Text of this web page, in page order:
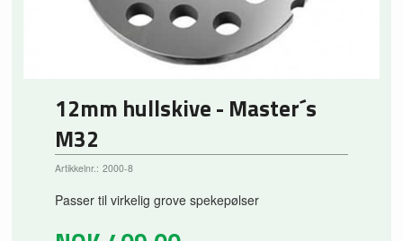
12mm hullskive - Master´s
M32
Artikkelnr.: 2000-8
Passer til virkelig grove spekepølser